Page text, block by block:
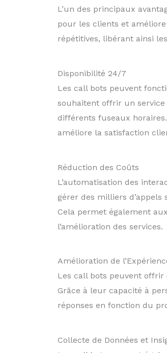
L’un des principaux
pour les clients et
répétitives, libérant ainsi
Disponibilité 24/7
Les call bots peuvent
souhaitent offrir un
différents fuseaux
améliore la satisfaction
Réduction des Coûts
L’automatisation des
gérer des milliers
Cela permet également
l’amélioration des services.
Amélioration de
Les call bots peuvent offrir
Grâce à leur capacité à
réponses en fonction du
Collecte de Données et